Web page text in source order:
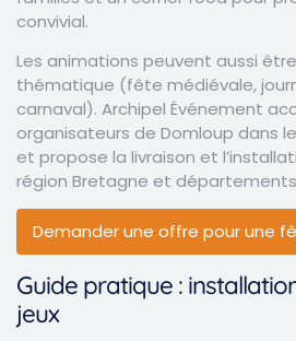
convivial.
Les animations peuvent aussi
thématique (fête médiévale,
carnaval). Archipel Événement
organisateurs de Domloup dans
et propose la livraison et
région Bretagne et départements
Demander une offre pour une
Guide pratique :
jeux